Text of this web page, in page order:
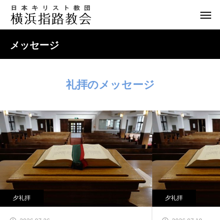
メッセージ
礼拝のメッセージ
夕礼拝 夕礼拝